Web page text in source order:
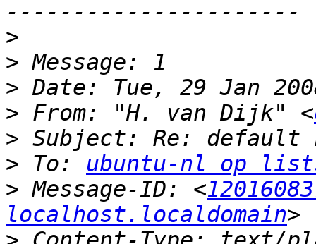
>
>
>
> From: "H. van Dijk" <
>
> To: ubuntu-nl op
> Message-ID: <
localhost.localdomain